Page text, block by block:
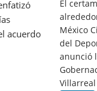
acuerdo
El
México
del
anunció